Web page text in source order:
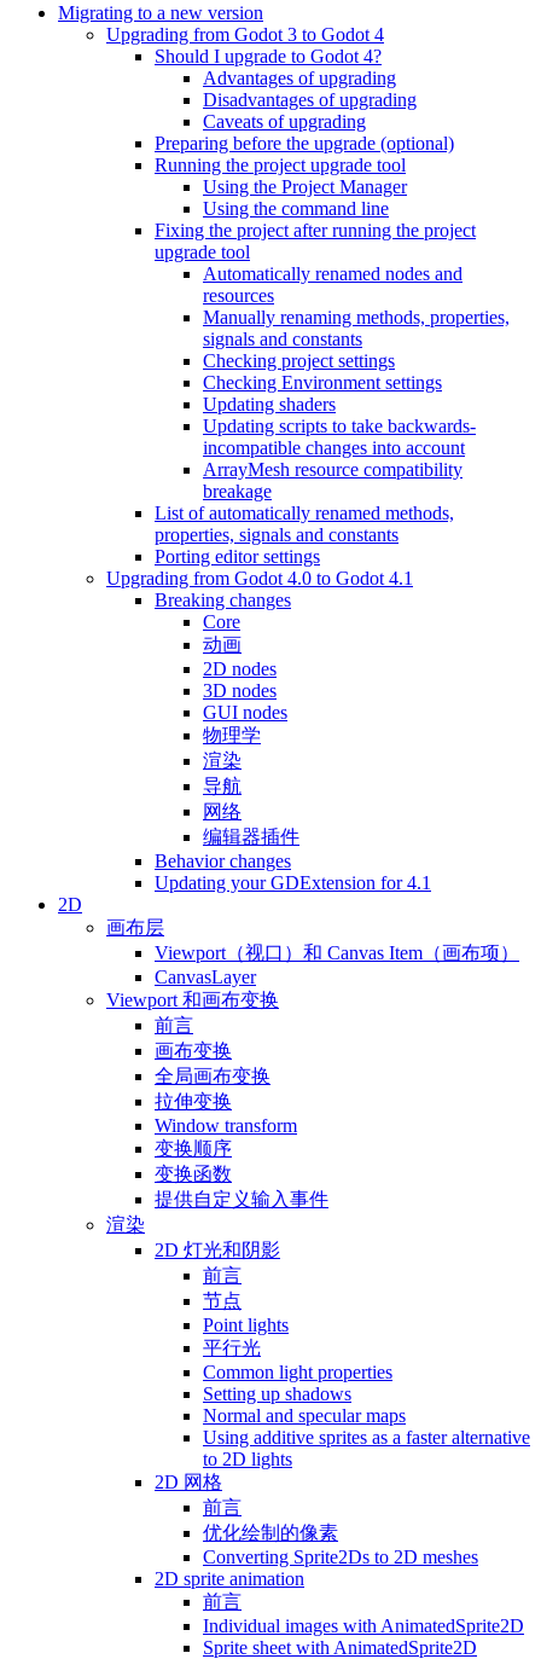
Migrating to a new version
Upgrading from Godot 3 to Godot 4
Should I upgrade to Godot 4?
Advantages of upgrading
Disadvantages of upgrading
Caveats of upgrading
Preparing before the upgrade (optional)
Running the project upgrade tool
Using the Project Manager
Using the command line
Fixing the project after running the project
upgrade tool
Automatically renamed nodes and
resources
Manually renaming methods, properties,
signals and constants
Checking project settings
Checking Environment settings
Updating shaders
Updating scripts to take backwards-
incompatible changes into account
ArrayMesh resource compatibility
breakage
List of automatically renamed methods,
properties, signals and constants
Porting editor settings
Upgrading from Godot 4.0 to Godot 4.1
Breaking changes
Core
动画
2D nodes
3D nodes
GUI nodes
物理学
渲染
导航
网络
编辑器插件
Behavior changes
Updating your GDExtension for 4.1
2D
画布层
Viewport（视口）和 Canvas Item（画布项）
CanvasLayer
Viewport 和画布变换
前言
画布变换
全局画布变换
拉伸变换
Window transform
变换顺序
变换函数
提供自定义输入事件
渲染
2D 灯光和阴影
前言
节点
Point lights
平行光
Common light properties
Setting up shadows
Normal and specular maps
Using additive sprites as a faster alternative
to 2D lights
2D 网格
前言
优化绘制的像素
Converting Sprite2Ds to 2D meshes
2D sprite animation
前言
Individual images with AnimatedSprite2D
Sprite sheet with AnimatedSprite2D